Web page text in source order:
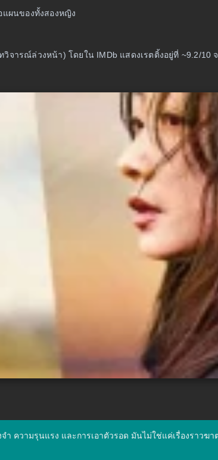
แผนของทั้งสองหญิง
จารณ์ล่วงหน้า) โดยใน IMDb แสดงเรตติ้งอยู่ที่ ~9.2/10
ำ ความรุนแรง และการเอาตัวรอด มันไม่ใช่แค่เรื่องราว